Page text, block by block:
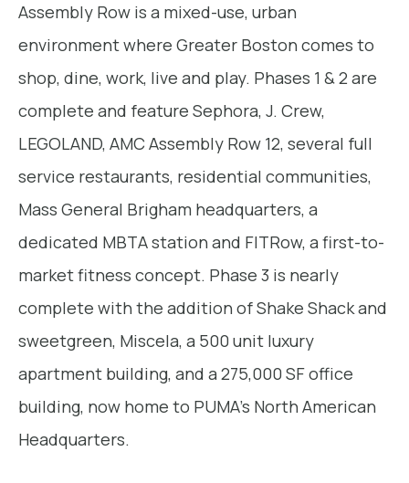
Assembly Row is a mixed-use, urban
environment where Greater Boston comes to
shop, dine, work, live and play. Phases 1 & 2 are
complete and feature Sephora, J. Crew,
LEGOLAND, AMC Assembly Row 12, several full
service restaurants, residential communities,
Mass General Brigham headquarters, a
dedicated MBTA station and FITRow, a first-to-
market fitness concept. Phase 3 is nearly
complete with the addition of Shake Shack and
sweetgreen, Miscela, a 500 unit luxury
apartment building, and a 275,000 SF office
building, now home to PUMA’s North American
Headquarters.